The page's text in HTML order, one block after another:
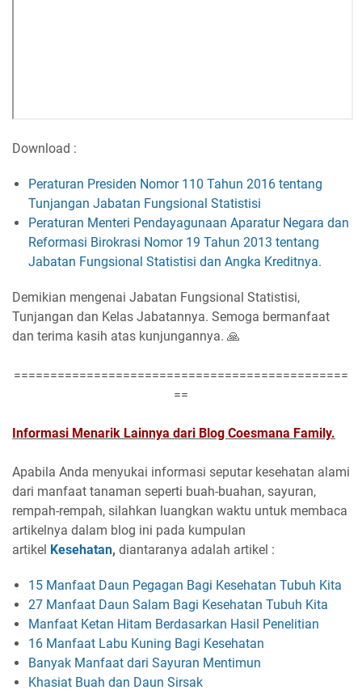
Download :
Peraturan Presiden Nomor 110 Tahun 2016 tentang
Tunjangan Jabatan Fungsional Statistisi
Peraturan Menteri Pendayagunaan Aparatur Negara dan
Reformasi Birokrasi Nomor 19 Tahun 2013 tentang
Jabatan Fungsional Statistisi dan Angka Kreditnya.
Demikian mengenai Jabatan Fungsional Statistisi,
Tunjangan dan Kelas Jabatannya. Semoga bermanfaat
dan terima kasih atas kunjungannya. 🙏
==============================================
==
Informasi Menarik Lainnya dari Blog Coesmana Family.
Apabila Anda menyukai informasi seputar kesehatan alami
dari manfaat tanaman seperti buah-buahan, sayuran,
rempah-rempah, silahkan luangkan waktu untuk membaca
artikelnya dalam blog ini pada kumpulan
artikel Kesehatan, diantaranya adalah artikel :
15 Manfaat Daun Pegagan Bagi Kesehatan Tubuh Kita
27 Manfaat Daun Salam Bagi Kesehatan Tubuh Kita
Manfaat Ketan Hitam Berdasarkan Hasil Penelitian
16 Manfaat Labu Kuning Bagi Kesehatan
Banyak Manfaat dari Sayuran Mentimun
Khasiat Buah dan Daun Sirsak